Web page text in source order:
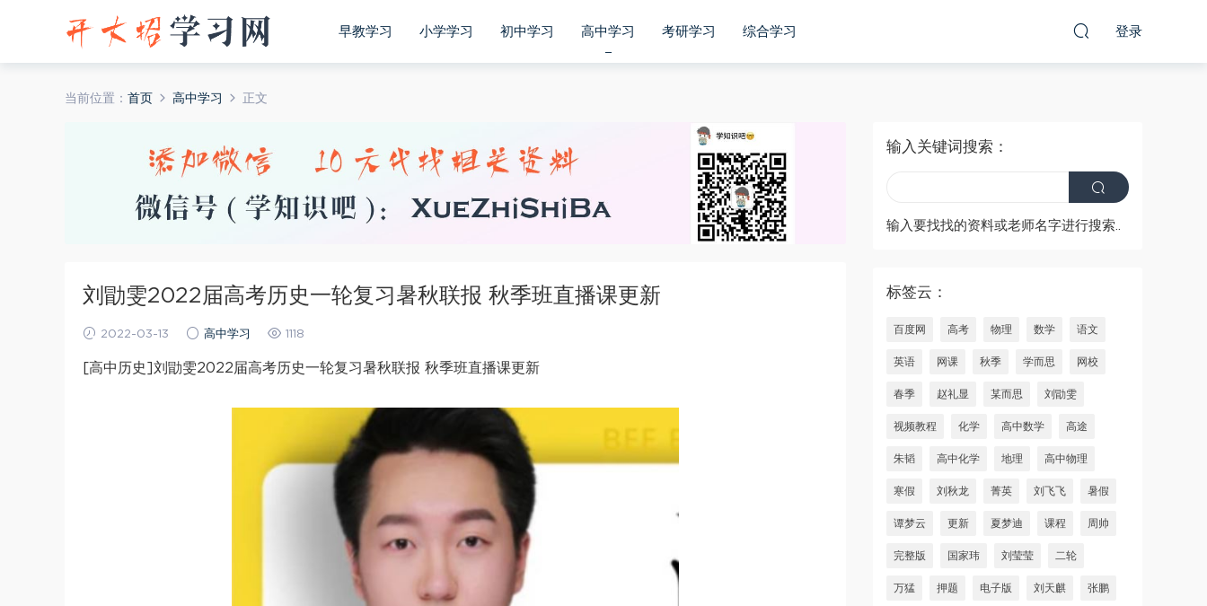
早教学习 小学学习 初中学习 高中学习 考研学习 综合学习 登录
当前位置： 首页 高中学习 正文
刘勖雯2022届高考历史一轮复习暑秋联报 秋季班直播课更新
2022-03-13 高中学习 1118
[高中历史]刘勖雯2022届高考历史一轮复习暑秋联报 秋季班直播课更新
输入关键词搜索：
输入要找找的资料或老师名字进行搜索..
标签云：
百度网 高考 物理 数学 语文
英语 网课 秋季 学而思 网校
春季 赵礼显 某而思 刘勖雯
视频教程 化学 高中数学 高途
朱韬 高中化学 地理 高中物理
寒假 刘秋龙 菁英 刘飞飞 暑假
谭梦云 更新 夏梦迪 课程 周帅
完整版 国家玮 刘莹莹 二轮
万猛 押题 电子版 刘天麒 张鹏